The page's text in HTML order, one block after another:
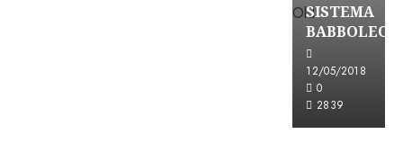
SISTEMA
BABBOLEO
12/05/2018
0
2839